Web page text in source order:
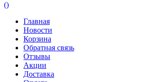
()
Главная
Новости
Корзина
Обратная связь
Отзывы
Акции
Доставка